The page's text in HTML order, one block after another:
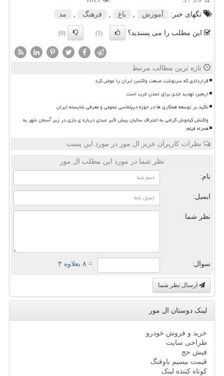
تگهای خبر:
آموزش , باغ , فرهنگ , مد
این مطلب را می پسندید؟ (1)
(0)
تازه ترین مطالب مرتبط
قراردادی که سرنوشت صنعت واکسن ایران را عوض کرد
اربعین تهدید جدی برای تمدن غرب است
تاکید بر توسعه همکاری ها در حوزه دیپلماسی عمومی و معرفی شایسته ایران
واکنش کیانوش گرامی به اعتراف سالیان پیش اکبر عبدی درباره ی بازی در زیر آسمان شهر به
همراه فیلم
نظرات کاربران عزیز ال مور در مورد این پست
نظر شما در مورد این مطلب ال مور
نام:
ایمیل:
نظر شما:
سوال: = ۸ بعلاوه ۳
ارسال نظر شما
لینک دوستان ال مور
خرید و فروش خودرو
طراحی سایت
فیش حج
قیمت بیسیم باوفنگ
کوتاه کننده لینک